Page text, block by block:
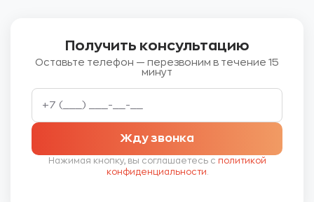
Получить консультацию
Оставьте телефон — перезвоним в течение 15
минут
Жду звонка
Нажимая кнопку, вы соглашаетесь с политикой
конфиденциальности